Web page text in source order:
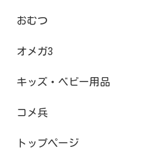
おむつ
オメガ3
キッズ・ベビー用品
コメ兵
トップページ